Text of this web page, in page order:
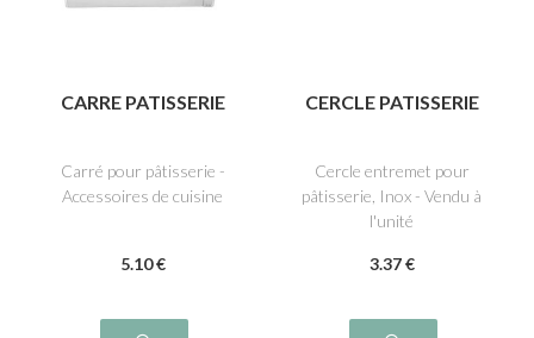
CARRE PATISSERIE
Carré pour pâtisserie -
Accessoires de cuisine
5.10 €
CERCLE PATISSERIE
Cercle entremet pour
pâtisserie, Inox - Vendu à
l'unité
3.37 €